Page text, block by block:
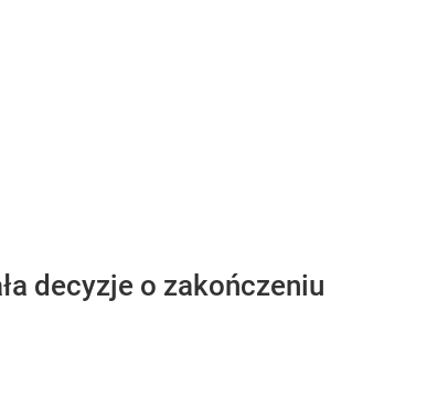
decyzje o zakończeniu